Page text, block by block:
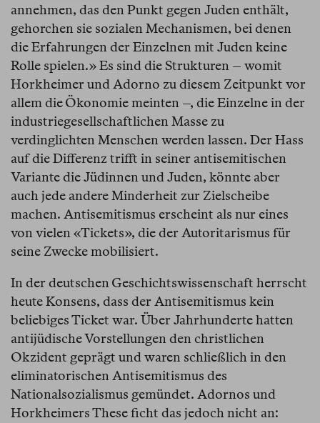
annehmen, das den Punkt gegen Juden enthält,
gehorchen sie sozialen Mechanismen, bei denen
die Erfahrungen der Einzelnen mit Juden keine
Rolle spielen.» Es sind die Strukturen – womit
Horkheimer und Adorno zu diesem Zeitpunkt vor
allem die Ökonomie meinten –, die Einzelne in der
industriegesellschaftlichen Masse zu
verdinglichten Menschen werden lassen. Der Hass
auf die Differenz trifft in seiner antisemitischen
Variante die Jüdinnen und Juden, könnte aber
auch jede andere Minderheit zur Zielscheibe
machen. Antisemitismus erscheint als nur eines
von vielen «Tickets», die der Autoritarismus für
seine Zwecke mobilisiert.
In der deutschen Geschichtswissenschaft herrscht
heute Konsens, dass der Antisemitismus kein
beliebiges Ticket war. Über Jahrhunderte hatten
antijüdische Vorstellungen den christlichen
Okzident geprägt und waren schließlich in den
eliminatorischen Antisemitismus des
Nationalsozialismus gemündet. Adornos und
Horkheimers These ficht das jedoch nicht an: